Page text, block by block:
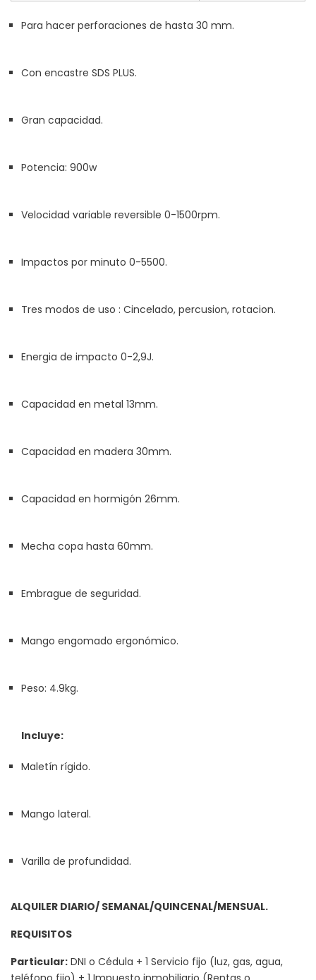
Para hacer perforaciones de hasta 30 mm.
Con encastre SDS PLUS.
Gran capacidad.
Potencia: 900w
Velocidad variable reversible 0-1500rpm.
Impactos por minuto 0-5500.
Tres modos de uso : Cincelado, percusion, rotacion.
Energia de impacto 0-2,9J.
Capacidad en metal 13mm.
Capacidad en madera 30mm.
Capacidad en hormigón 26mm.
Mecha copa hasta 60mm.
Embrague de seguridad.
Mango engomado ergonómico.
Peso: 4.9kg.
Incluye:
Maletín rígido.
Mango lateral.
Varilla de profundidad.
ALQUILER DIARIO/ SEMANAL/QUINCENAL/MENSUAL.
REQUISITOS
Particular: DNI o Cédula + 1 Servicio fijo (luz, gas, agua,